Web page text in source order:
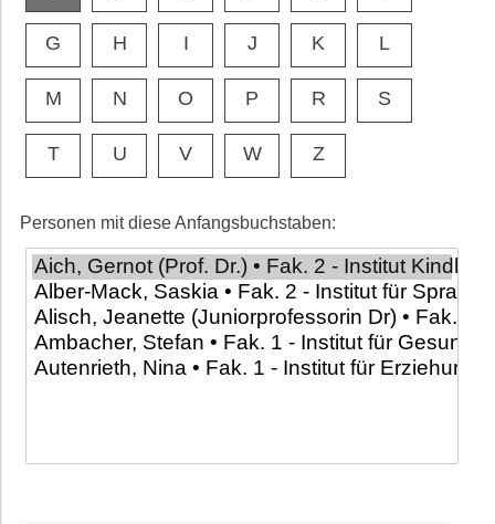
G H I J K L
M N O P R S
T U V W Z
Personen mit diese Anfangsbuchstaben: